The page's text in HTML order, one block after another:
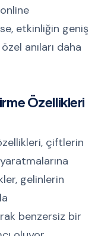
etkinliğin geniş
anıları daha
Özellikleri
çiftlerin
gelinlerin
benzersiz bir